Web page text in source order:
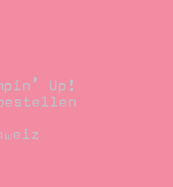
Up!